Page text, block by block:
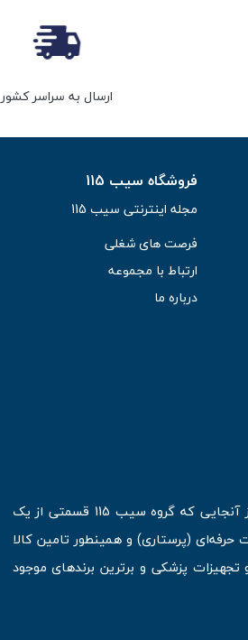
ارسال به سراسر کشور
فروشگاه سیب 115
مجله اینترنتی سیب 115
فرصت های شغلی
ارتباط با مجموعه
درباره ما
فروشگاه اینترنتی سیب 115 در اولین روزهای شروع قرن جدید ( فروردین 1401) کار خود را آغاز کرد. از آنجایی که گروه سیب 115 قسمتی از یک
(پرستاری) و همینطور تامین کالا
پزشکی و برترین برندهای موجود